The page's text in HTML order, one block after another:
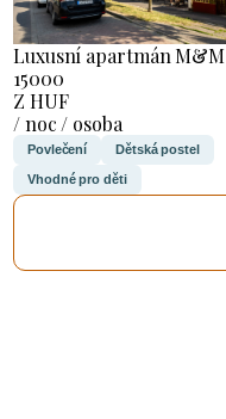
Luxusní apartmán M&M
15000
Z HUF
/ noc / osoba
Povlečení Dětská postel
Vhodné pro děti